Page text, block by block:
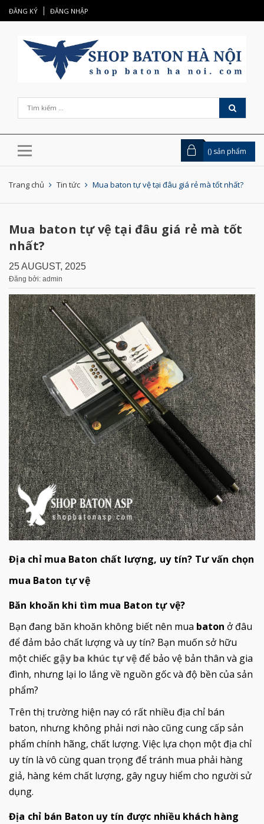
ĐĂNG KÝ ĐĂNG NHẬP
() sản phẩm
Trang chủ Tin tức Mua baton tự vệ tại đâu giá rẻ mà tốt nhất?
Mua baton tự vệ tại đâu giá rẻ mà tốt
nhất?
25 AUGUST, 2025
Đăng bởi: admin
Địa chỉ mua Baton chất lượng, uy tín? Tư vấn chọn
mua Baton tự vệ
Băn khoăn khi tìm mua Baton tự vệ?
Bạn đang băn khoăn không biết nên mua baton ở đâu
để đảm bảo chất lượng và uy tín? Bạn muốn sở hữu
một chiếc gậy ba khúc tự vệ để bảo vệ bản thân và gia
đình, nhưng lại lo lắng về nguồn gốc và độ bền của sản
phẩm?
Trên thị trường hiện nay có rất nhiều địa chỉ bán
baton, nhưng không phải nơi nào cũng cung cấp sản
phẩm chính hãng, chất lượng. Việc lựa chọn một địa chỉ
uy tín là vô cùng quan trọng để tránh mua phải hàng
giả, hàng kém chất lượng, gây nguy hiểm cho người sử
dụng.
Địa chỉ bán Baton uy tín được nhiều khách hàng